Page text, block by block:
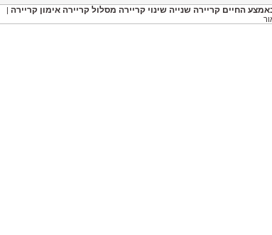
החיים קריירה שנייה שינוי קריירה מסלול קריירה אימון קריירה |